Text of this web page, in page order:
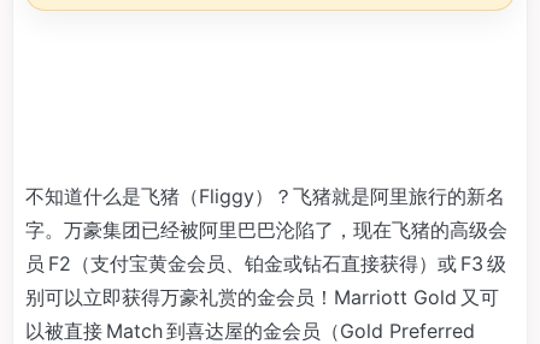
不知道什么是飞猪（Fliggy）？飞猪就是阿里旅行的新名
字。万豪集团已经被阿里巴巴沦陷了，现在飞猪的高级会
员 F2（支付宝黄金会员、铂金或钻石直接获得）或 F3 级
别可以立即获得万豪礼赏的金会员！Marriott Gold 又可
以被直接 Match 到喜达屋的金会员（Gold Preferred